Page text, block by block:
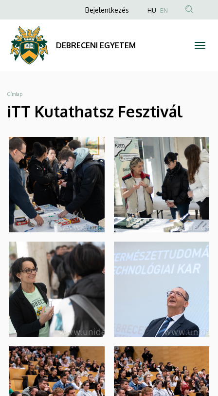
DEBRECENI
EGYETEM
a
tartalomra
Anonim
menüje
Bejelentkezés HU EN
DEBRECENI EGYETEM
Morzsa
Címlap
iTT Kutathatsz Fesztivál